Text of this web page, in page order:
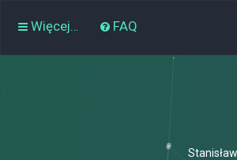
Więcej… FAQ